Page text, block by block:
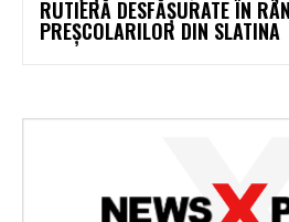
RUTIERĂ DESFĂȘURATE ÎN
PREȘCOLARILOR DIN SLATINA